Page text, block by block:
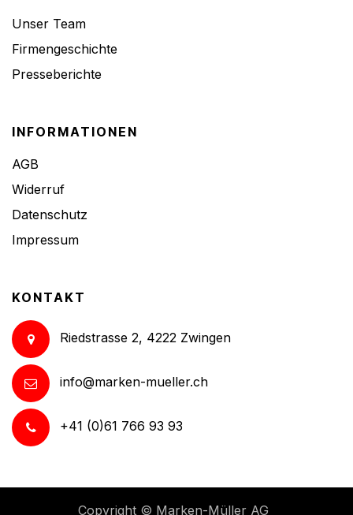
Unser Team
Firmengeschichte
Presseberichte
INFORMATIONEN
AGB
Widerruf
Datenschutz
Impressum
KONTAKT
Riedstrasse 2, 4222 Zwingen
info@marken-mueller.ch
+41 (0)61 766 93 93
Copyright © Marken-Müller AG